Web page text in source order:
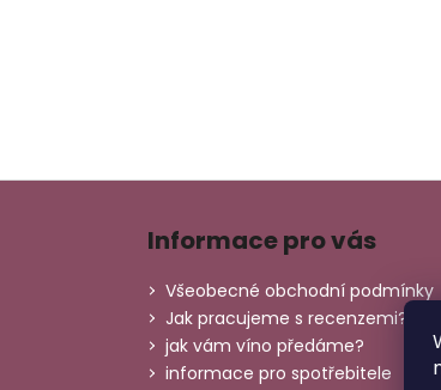
Z
Informace pro vás
Všeobecné obchodní podmínky
Jak pracujeme s recenzemi?
jak vám víno předáme?
informace pro spotřebitele